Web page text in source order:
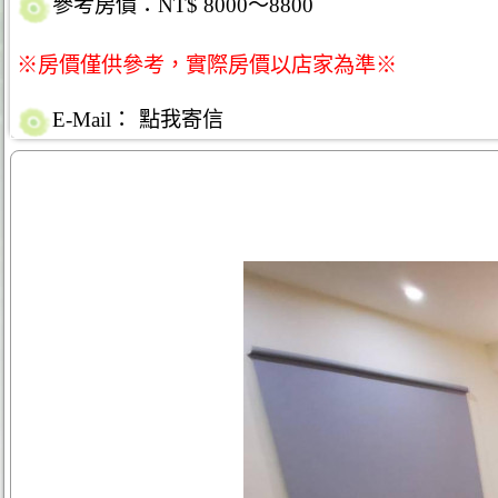
參考房價：NT$ 8000～8800
※房價僅供參考，實際房價以店家為準※
E-Mail： 點我寄信